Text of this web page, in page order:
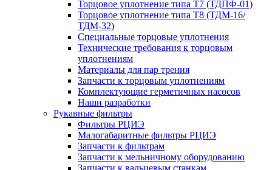
Торцовое уплотнение типа Т7 (ТДПФ-01)
Торцовое уплотнение типа Т8 (ТДМ-16/
ТДМ-32)
Специальные торцовые уплотнения
Технические требования к торцовым
уплотнениям
Материалы для пар трения
Запчасти к торцовым уплотнениям
Комплектующие герметичных насосов
Наши разработки
Рукавные фильтры
Фильтры РЦИЭ
Малогабаритные фильтры РЦИЭ
Запчасти к фильтрам
Запчасти к мельничному оборудованию
Запчасти к вальцевым станкам